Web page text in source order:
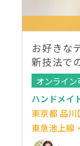
お好きな
新技法で
オンライン
ハンドメイ
東京都 品川
東急池上線